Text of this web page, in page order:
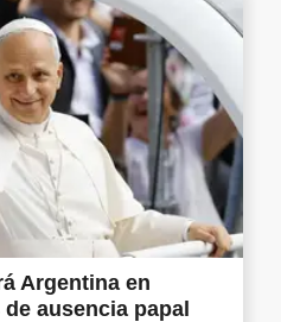
Argentina en
ausencia papal